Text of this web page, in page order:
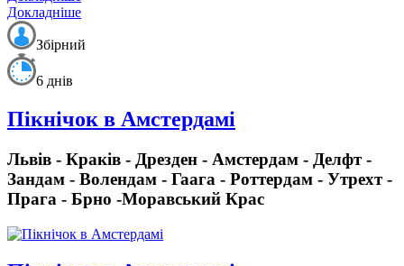
Докладніше
Збірний
6 днів
Пікнічок в Амстердамі
Львів - Краків - Дрезден - Амстердам - Делфт -
Зандам - Волендам - Гаага - Роттердам - Утрехт -
Прага - Брно -Моравський Крас